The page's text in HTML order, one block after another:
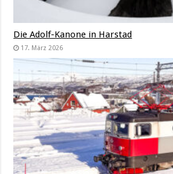
Die Adolf-Kanone in Harstad
17. März 2026